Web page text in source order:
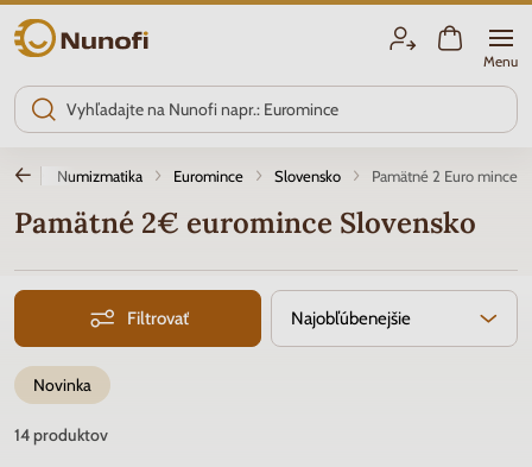
Nunofi.sk
Menu
Numizmatika Euromince Slovensko Pamätné 2 Euro mince
Pamätné 2€ euromince Slovensko
Filtrovať Najobľúbenejšie
Novinka
14produktov